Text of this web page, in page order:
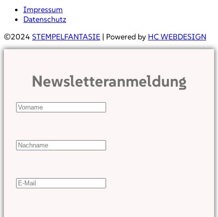
Impressum
Datenschutz
©2024 STEMPELFANTASIE | Powered by HC WEBDESIGN
Newsletteranmeldung